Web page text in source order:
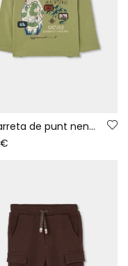
Samarreta de punt nen verda estampat ós aventura